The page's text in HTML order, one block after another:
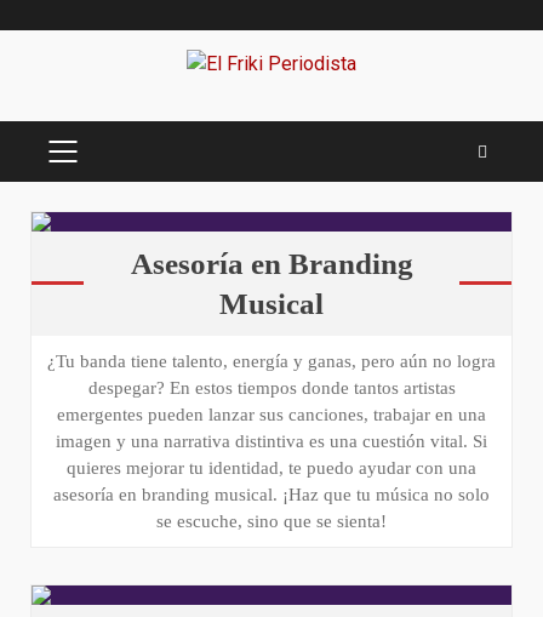
MENÚ
Inicio
Asesoría en Branding
Musical
¿Tu banda tiene talento, energía y ganas, pero aún no logra
despegar? En estos tiempos donde tantos artistas
emergentes pueden lanzar sus canciones, trabajar en una
imagen y una narrativa distintiva es una cuestión vital. Si
quieres mejorar tu identidad, te puedo ayudar con una
asesoría en branding musical. ¡Haz que tu música no solo
se escuche, sino que se sienta!